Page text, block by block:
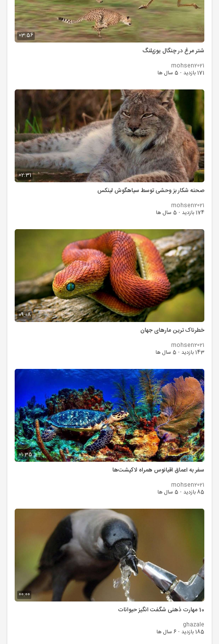
03:56
شتر مرغ در چنگال یوزپلنگ
mohsen2021
171 بازدید
· 5 سال ها
02:31
صحنه شکار بز وحشی توسط سیاهگوش لینکس
mohsen2021
174 بازدید
· 5 سال ها
09:08
خطرناک ترین مارهای جهان
mohsen2021
143 بازدید
· 5 سال ها
01:35
سفر به اعماق اقیانوس همراه لاکپشت‌ها
mohsen2021
85 بازدید
· 5 سال ها
00:00
10 مهارت ذهنی شگفت انگیز حیوانات
ghazale
185 بازدید
· 6 سال ها